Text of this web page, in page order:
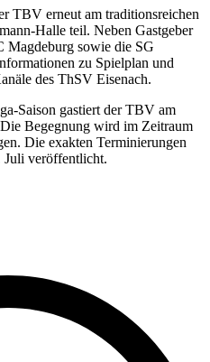
TBV erneut am traditionsreichen
Halle teil. Neben Gastgeber
Magdeburg sowie die SG
zu Spielplan und
des ThSV Eisenach.
Saison gastiert der TBV am
Begegnung wird im Zeitraum
Die exakten Terminierungen
Juli veröffentlicht.